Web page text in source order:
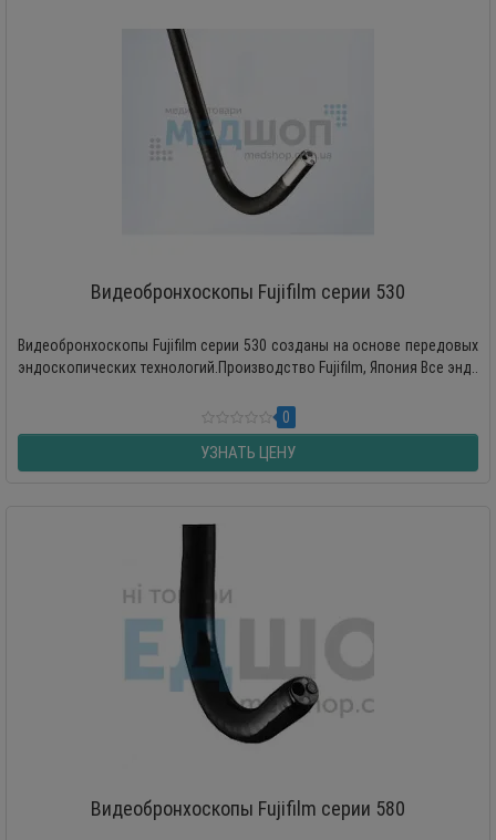
Видеобронхоскопы Fujifilm серии 530
Видеобронхоскопы Fujifilm серии 530 созданы на основе передовых
эндоскопических технологий.Производство Fujifilm, Япония Все энд..
0
УЗНАТЬ ЦЕНУ
Видеобронхоскопы Fujifilm серии 580